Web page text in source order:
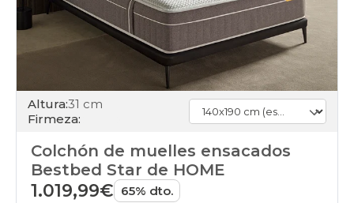
Altura:31 cm
Firmeza:
Colchón de muelles ensacados
Bestbed Star de HOME
1.019,99€ 65% dto.